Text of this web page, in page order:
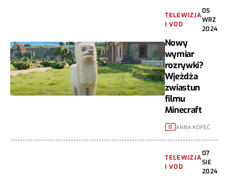
TELEWIZJA
I VOD
05
WRZ
2024
Nowy
wymiar
rozrywki?
Wjeżdża
zwiastun
filmu
Minecraft
0 ANNA KOPEĆ
TELEWIZJA
I VOD
07
SIE
2024